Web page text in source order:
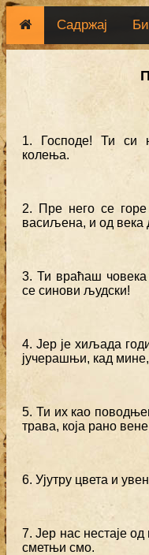
Садржај
1. Господе! Ти си
колења.
2. Пре него се
васиљена, и од века
3. Ти враћаш
се синови људски!
4. Јер је хиљада
јучерашњи, кад
5. Ти их као
трава, која рано
6. Ујутру цвета и
7. Јер нас нестаје од
сметњи смо.